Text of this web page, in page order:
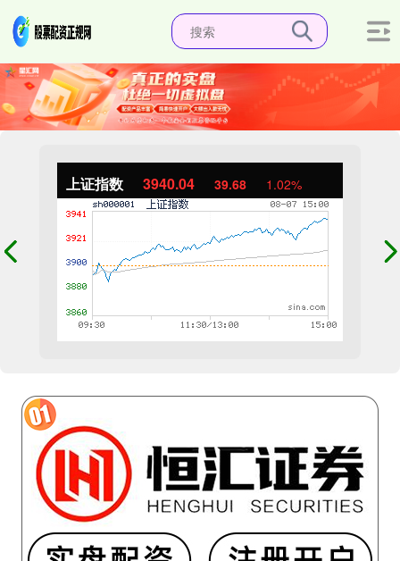
上证指数 3940.04 39.68 1.02%